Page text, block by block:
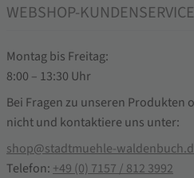
WEBSHOP-KUNDENSERVICE
Montag bis Freitag:
8:00 – 13:30 Uhr
Bei Fragen zu unseren Produkten
nicht und kontaktiere uns unter:
shop@stadtmuehle-
Telefon: +49 (0) 7157 / 812 3992